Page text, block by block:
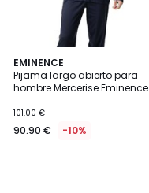
EMINENCE
Pijama largo abierto para
hombre Mercerise Eminence
101.00 €
90.90 € -10%